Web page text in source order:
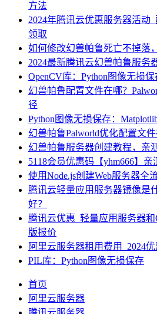
方法
2024年腾讯云优惠服务器活动
领取
如何修改幻兽帕鲁死亡不掉落
2024最新腾讯云幻兽帕鲁服务
OpenCV库：Python图像无损保
幻兽帕鲁配置文件在哪？
径
Python图像无损保存：
幻兽帕鲁Palworld优化配置文件
幻兽帕鲁服务器创建教程，亲
5118会员优惠码【yhm666】亲
使用Node.js创建Web服务器全
腾讯云轻量应用服务器镜像是
好？
腾讯云优惠_轻量应用服务器
版报价
阿里云服务器租用费用_2024
PIL库：Python图像无损保存
首页
阿里云服务器